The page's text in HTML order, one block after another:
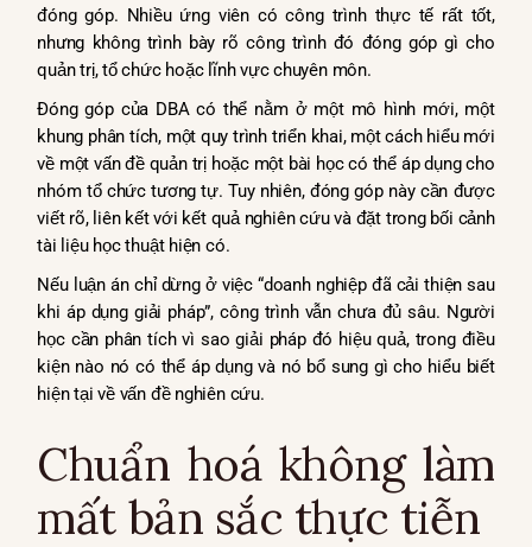
đóng góp. Nhiều ứng viên có công trình thực tế rất tốt,
nhưng không trình bày rõ công trình đó đóng góp gì cho
quản trị, tổ chức hoặc lĩnh vực chuyên môn.
Đóng góp của DBA có thể nằm ở một mô hình mới, một
khung phân tích, một quy trình triển khai, một cách hiểu mới
về một vấn đề quản trị hoặc một bài học có thể áp dụng cho
nhóm tổ chức tương tự. Tuy nhiên, đóng góp này cần được
viết rõ, liên kết với kết quả nghiên cứu và đặt trong bối cảnh
tài liệu học thuật hiện có.
Nếu luận án chỉ dừng ở việc “doanh nghiệp đã cải thiện sau
khi áp dụng giải pháp”, công trình vẫn chưa đủ sâu. Người
học cần phân tích vì sao giải pháp đó hiệu quả, trong điều
kiện nào nó có thể áp dụng và nó bổ sung gì cho hiểu biết
hiện tại về vấn đề nghiên cứu.
Chuẩn hoá không làm
mất bản sắc thực tiễn